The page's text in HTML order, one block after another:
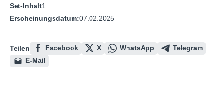
Set-Inhalt1
Erscheinungsdatum:07.02.2025
Teilen Facebook X WhatsApp
Telegram
E-Mail